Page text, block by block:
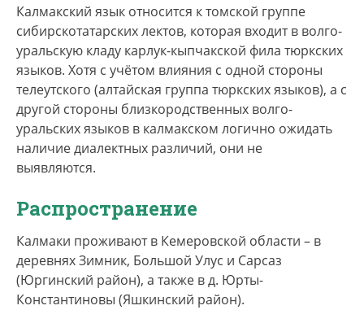
т.д. Происхождение этноса восходит к XVII веку,
когда небольшая группа телеутов из
центральных районов нынешней Кемеровской
области (Приобских степей) переселилась на р.
Искитим. Далее этнос, утратив контакты с
телеутами, стал формироваться под влиянием
новых соседей – сначала сибирских (томских)
татар, а в XX в. переселенных в эти земли
поволжских татар.
Самоназвание народа — калмак, калмык, татар.
Величина этнической группы, по экспертным
оценкам, не превышает 200 человек. В
переписи калмаки как этнос отдельно не
выделяются.
Калмакский язык относится к томской группе
сибирскотатарских лектов, которая входит в волго-
уральскую кладу карлук-кыпчакской фила тюркских
языков. Хотя с учётом влияния с одной стороны
телеутского (алтайская группа тюркских языков), а с
другой стороны близкородственных волго-
уральских языков в калмакском логично ожидать
наличие диалектных различий, они не
выявляются.
Распространение
Калмаки проживают в Кемеровской области – в
деревнях Зимник, Большой Улус и Сарсаз
(Юргинский район), а также в д. Юрты-
Константиновы (Яшкинский район).